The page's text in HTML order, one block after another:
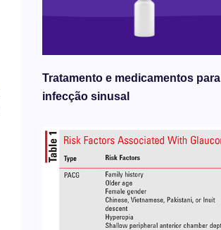
Tratamento e medicamentos para
infecção sinusal